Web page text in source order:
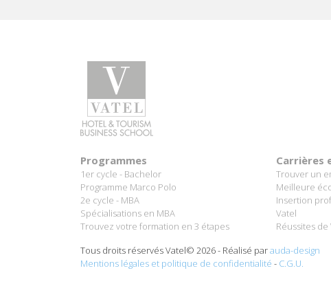
Programmes
1er cycle - Bachelor
Programme Marco Polo
2e cycle - MBA
Spécialisations en MBA
Trouvez votre formation en 3 étapes
Carrières
Trouver un
Meilleure
Insertion
Vatel
Réussites
Tous droits réservés Vatel© 2026 - Réalisé parauda-design
Mentions légales et politique de confidentialité - C.G.U.